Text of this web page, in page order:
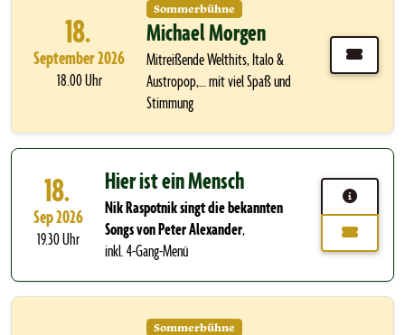
18.
September 2026
18.00 Uhr
Sommerbühne
Michael Morgen
Mitreißende Welthits, Italo &
Austropop,… mit viel Spaß und
Stimmung
18.
Sep 2026
19.30 Uhr
Hier ist ein Mensch
Nik Raspotnik singt die bekannten
Songs von Peter Alexander,
inkl. 4-Gang-Menü
Sommerbühne